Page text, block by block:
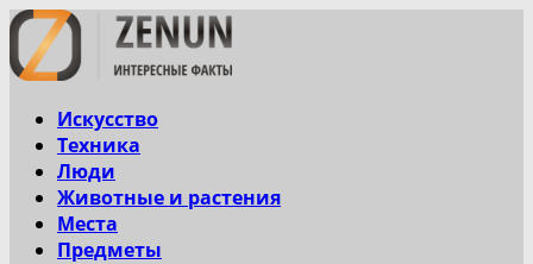
Искусство
Техника
Люди
Животные и растения
Места
Предметы